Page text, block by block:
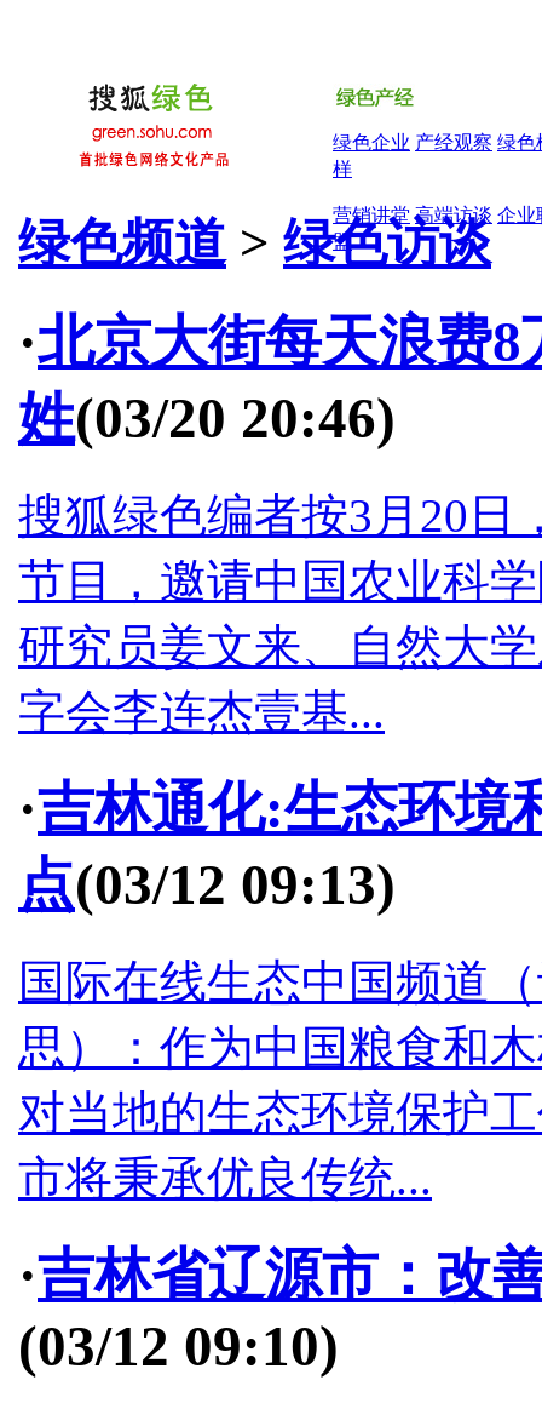
绿色企业 产经观察 绿色
样
营销讲堂 高端访谈 企业
盟
绿色频道 > 绿色访谈
·北京大街每天浪费
姓(03/20 20:46)
搜狐绿色编者按3月20日
节目，邀请中国农业科
研究员姜文来、自然大
字会李连杰壹基...
·吉林通化:生态环境
点(03/12 09:13)
国际在线生态中国频道
思）：作为中国粮食和
对当地的生态环境保护
市将秉承优良传统...
·吉林省辽源市：改
(03/12 09:10)